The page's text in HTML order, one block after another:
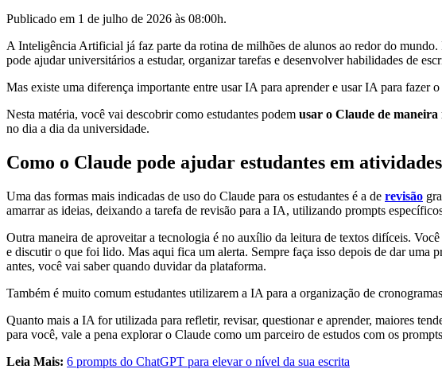
Publicado em 1 de julho de 2026 às 08:00h.
A Inteligência Artificial já faz parte da rotina de milhões de alunos ao redor do mundo.
pode ajudar universitários a estudar, organizar tarefas e desenvolver habilidades de
Mas existe uma diferença importante entre usar IA para aprender e usar IA para fazer
Nesta matéria, você vai descobrir como estudantes podem usar o Claude de maneira
no dia a dia da universidade.
Como o Claude pode ajudar estudantes em
Uma das formas mais indicadas de uso do Claude para os estudantes é a de revisão
amarrar as ideias, deixando a tarefa de revisão para a IA, utilizando prompts
Outra maneira de aproveitar a tecnologia é no auxílio da leitura de textos difíceis.
e discutir o que foi lido. Mas aqui fica um alerta. Sempre faça isso depois de dar
antes, você vai saber quando duvidar da plataforma.
Também é muito comum estudantes utilizarem a IA para a organização de
Quanto mais a IA for utilizada para refletir, revisar, questionar e aprender, maiores
para você, vale a pena explorar o Claude como um parceiro de estudos com os
Leia Mais: 6 prompts do ChatGPT para elevar o nível da sua escrita